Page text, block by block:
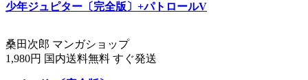
少年ジュピター〔完全版〕+パトロールV
桑田次郎 マンガショップ
1,980円 国内送料無料 すぐ発送